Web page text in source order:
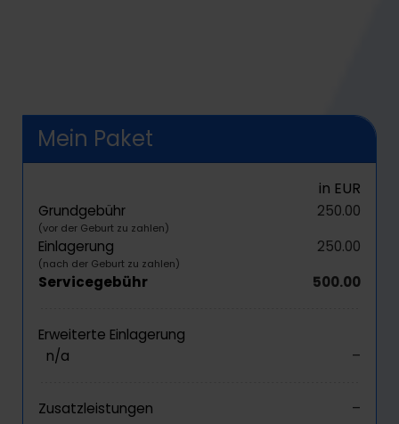
Mein Paket
in EUR
Grundgebühr
(vor der Geburt zu zahlen)
250.00
Einlagerung
(nach der Geburt zu zahlen)
250.00
Servicegebühr
500.00
Erweiterte Einlagerung
n/a
–
Zusatzleistungen –